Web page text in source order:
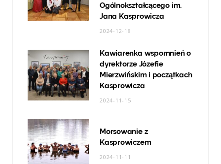
Ogólnokształcącego im.
Jana Kasprowicza
2024-12-18
Kawiarenka wspomnień o
dyrektorze Józefie
Mierzwińskim i początkach
Kasprowicza
2024-11-15
Morsowanie z
Kasprowiczem
2024-11-11